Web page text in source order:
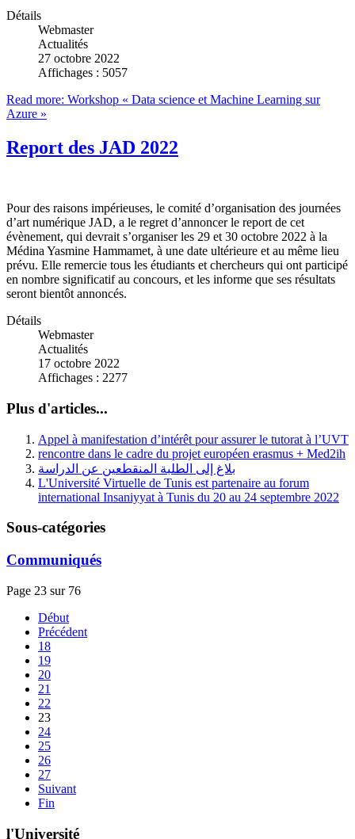
Détails
Webmaster
Actualités
27 octobre 2022
Affichages : 5057
Read more: Workshop « Data science et Machine Learning sur
Azure »
Report des JAD 2022
Pour des raisons impérieuses, le comité d’organisation des journées
d’art numérique JAD, a le regret d’annoncer le report de cet
évènement, qui devrait s’organiser les 29 et 30 octobre 2022 à la
Médina Yasmine Hammamet, à une date ultérieure et au même lieu
prévu. Elle remercie tous les étudiants et chercheurs qui ont participé
en nombre significatif au concours, et les informe que ses résultats
seront bientôt annoncés.
Détails
Webmaster
Actualités
17 octobre 2022
Affichages : 2277
Plus d'articles...
Appel à manifestation d’intérêt pour assurer le tutorat à l’UVT
rencontre dans le cadre du projet européen erasmus + Med2ih
بلاغ إلى الطلبة المنقطعين عن الدراسة
L'Université Virtuelle de Tunis est partenaire au forum
international Insaniyyat à Tunis du 20 au 24 septembre 2022
Sous-catégories
Communiqués
Page 23 sur 76
Début
Précédent
18
19
20
21
22
23
24
25
26
27
Suivant
Fin
l'Université